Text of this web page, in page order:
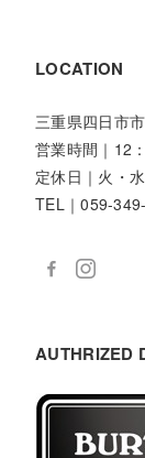
LOCATION
三重県四日市
営業時間｜12
定休日｜火・
TEL｜059-
AUTHRIZED